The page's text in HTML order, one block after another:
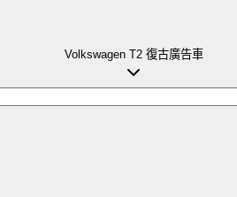
Volkswagen T2 復古廣告車